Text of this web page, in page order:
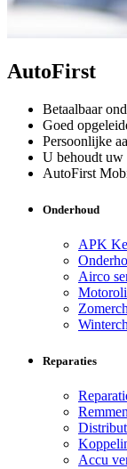
AutoFirst
Betaalbaar
Goed
Persoonlijke
U behoudt uw
AutoFirst
Onderhoud
APK
Airco
Reparaties
Remmen
Accu